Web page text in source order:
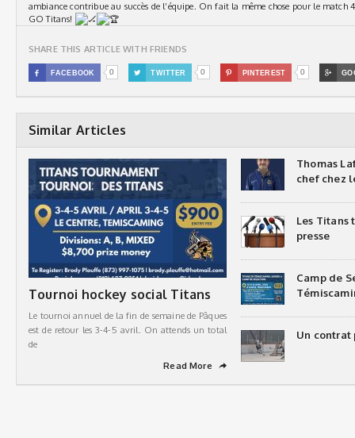
ambiance contribue au succès de l’équipe. On fait la même chose pour le match
GO Titans!
SHARE THIS ARTICLE WITH FRIENDS
 FACEBOOK 0  TWITTER 0  PINTEREST 0 
Similar Articles
Tournoi hockey social Titans
Le tournoi annuel de la fin de semaine de Pâques
est de retour les 3-4-5 avril. On attends un total
de
Read More
➦
Thomas
chef chez
Les Titans
presse
Camp de
Un contrat